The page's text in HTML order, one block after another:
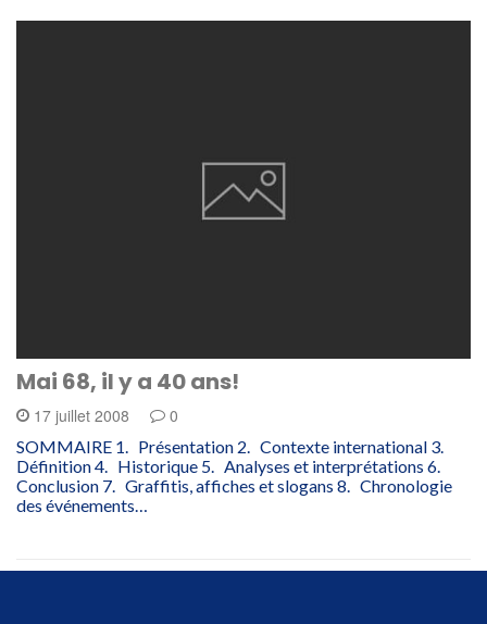
Mai 68, il y a 40 ans!
17 juillet 2008 0
SOMMAIRE 1. Présentation 2. Contexte international 3.
Définition 4. Historique 5. Analyses et interprétations 6.
Conclusion 7. Graffitis, affiches et slogans 8. Chronologie
des événements…